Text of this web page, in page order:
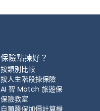
保險點揀好？
按類別比較
按人生階段揀保險
AI 智 Match 旅遊保
保險教室
自願醫保加價計算機